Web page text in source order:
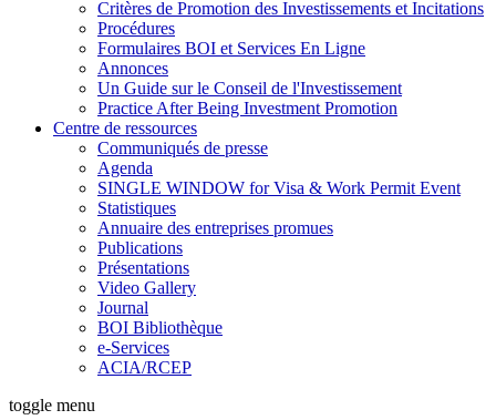
Critères de Promotion des Investissements et Incitations
Procédures
Formulaires BOI et Services En Ligne
Annonces
Un Guide sur le Conseil de l'Investissement
Practice After Being Investment Promotion
Centre de ressources
Communiqués de presse
Agenda
SINGLE WINDOW for Visa & Work Permit Event
Statistiques
Annuaire des entreprises promues
Publications
Présentations
Video Gallery
Journal
BOI Bibliothèque
e-Services
ACIA/RCEP
toggle menu